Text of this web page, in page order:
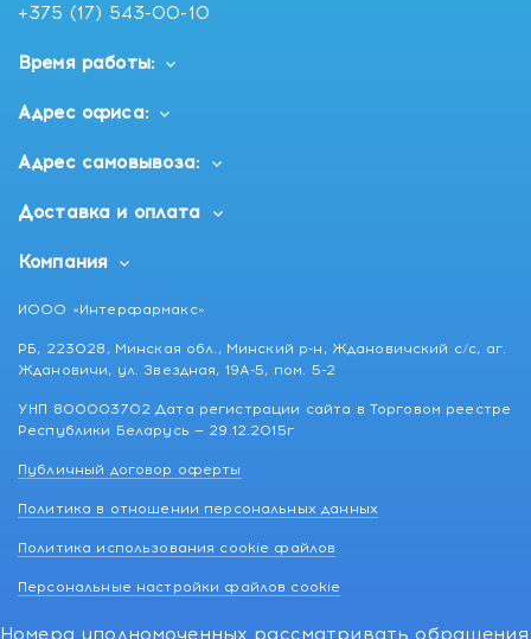
+375 (17) 543-00-10
Время работы:
Адрес офиса:
Адрес самовывоза:
Доставка и оплата
Компания
ИООО «Интерфармакс»
РБ, 223028, Минская обл., Минский р-н, Ждановичский с/с, аг.
Ждановичи, ул. Звездная, 19А-5, пом. 5-2
УНП 800003702 Дата регистрации сайта в Торговом реестре
Республики Беларусь — 29.12.2015г
Публичный договор оферты
Политика в отношении персональных данных
Политика использования cookie файлов
Персональные настройки файлов cookie
Номера уполномоченных рассматривать обращения